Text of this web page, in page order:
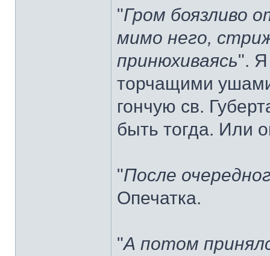
"Гром боязливо
мимо него,
принюхиваясь". Я
торчащими
гончую св.
быть тогда. Или
"После
Опечатка.
"А потом